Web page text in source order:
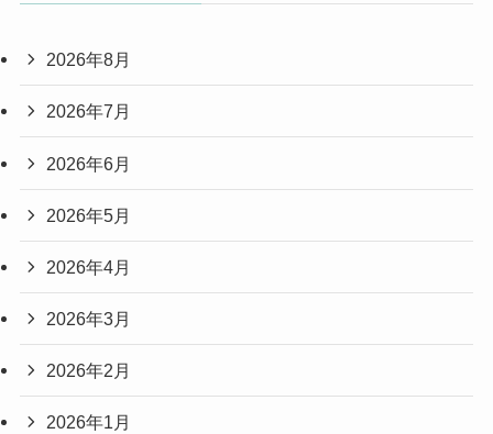
2026年8月
2026年7月
2026年6月
2026年5月
2026年4月
2026年3月
2026年2月
2026年1月